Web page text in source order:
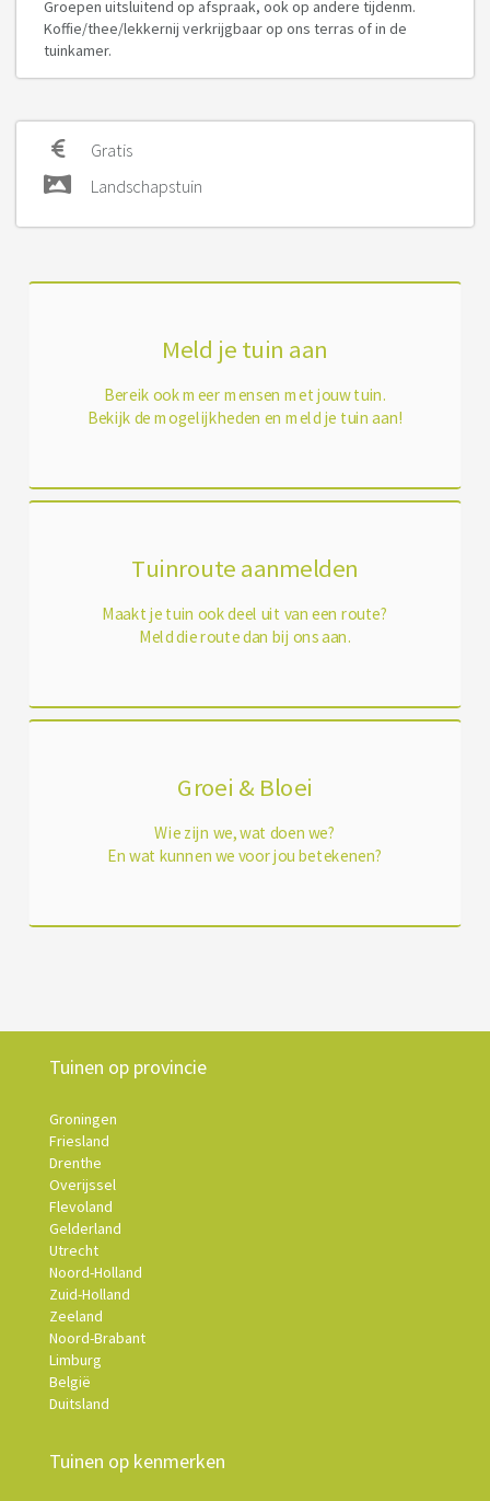
Groepen uitsluitend op afspraak, ook op andere tijdenm.
Koffie/thee/lekkernij verkrijgbaar op ons terras of in de
tuinkamer.
Gratis
Landschapstuin
Meld je tuin aan
Bereik ook meer mensen met jouw tuin.
Bekijk de mogelijkheden en meld je tuin aan!
Tuinroute aanmelden
Maakt je tuin ook deel uit van een route?
Meld die route dan bij ons aan.
Groei & Bloei
Wie zijn we, wat doen we?
En wat kunnen we voor jou betekenen?
Tuinen op provincie
Groningen
Friesland
Drenthe
Overijssel
Flevoland
Gelderland
Utrecht
Noord-Holland
Zuid-Holland
Zeeland
Noord-Brabant
Limburg
België
Duitsland
Tuinen op kenmerken